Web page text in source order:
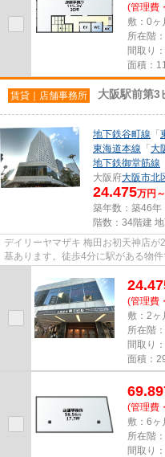
(管理費
敷：0ヶ
所在階
間取り
面積：
賃貸｜店舗事務所 大阪駅前第3
地下鉄谷町線 「
東海道本線 「 大
地下鉄御堂筋線
大阪府大阪市北
24.475万円～
築年数：築46年
階数：34階建
デイリーヤマザキ 梅田お初天神店
基あります。徒歩4分に駅がある物
(管理費
敷：2ヶ
所在階
間取り
面積：
(管理費
敷：6ヶ
所在階
間取り